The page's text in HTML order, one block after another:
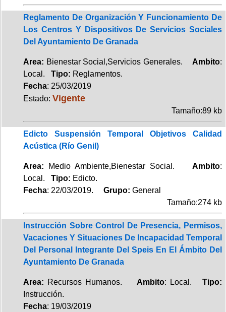
Reglamento De Organización Y Funcionamiento De
Los Centros Y Dispositivos De Servicios Sociales
Del Ayuntamiento De Granada
Area: Bienestar Social,Servicios Generales. Ambito:
Local. Tipo: Reglamentos.
Fecha: 25/03/2019
Estado: Vigente
Tamaño:89 kb
Edicto Suspensión Temporal Objetivos Calidad
Acústica (Río Genil)
Area: Medio Ambiente,Bienestar Social. Ambito:
Local. Tipo: Edicto.
Fecha: 22/03/2019. Grupo: General
Tamaño:274 kb
Instrucción Sobre Control De Presencia, Permisos,
Vacaciones Y Situaciones De Incapacidad Temporal
Del Personal Integrante Del Speis En El Ámbito Del
Ayuntamiento De Granada
Area: Recursos Humanos. Ambito: Local.Tipo:
Instrucción.
Fecha: 19/03/2019